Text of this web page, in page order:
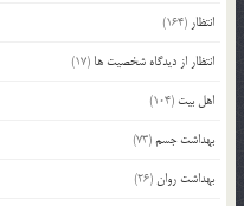
انتظار (164)
انتظار از دیدگاه شخصیت ها (17)
اهل بیت (104)
بهداشت جسم(73)
بهداشت روان(26)